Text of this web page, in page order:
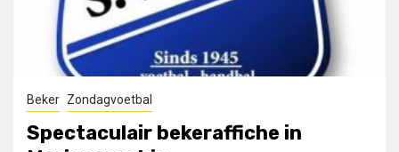
Beker Zondagvoetbal
Spectaculair bekeraffiche in